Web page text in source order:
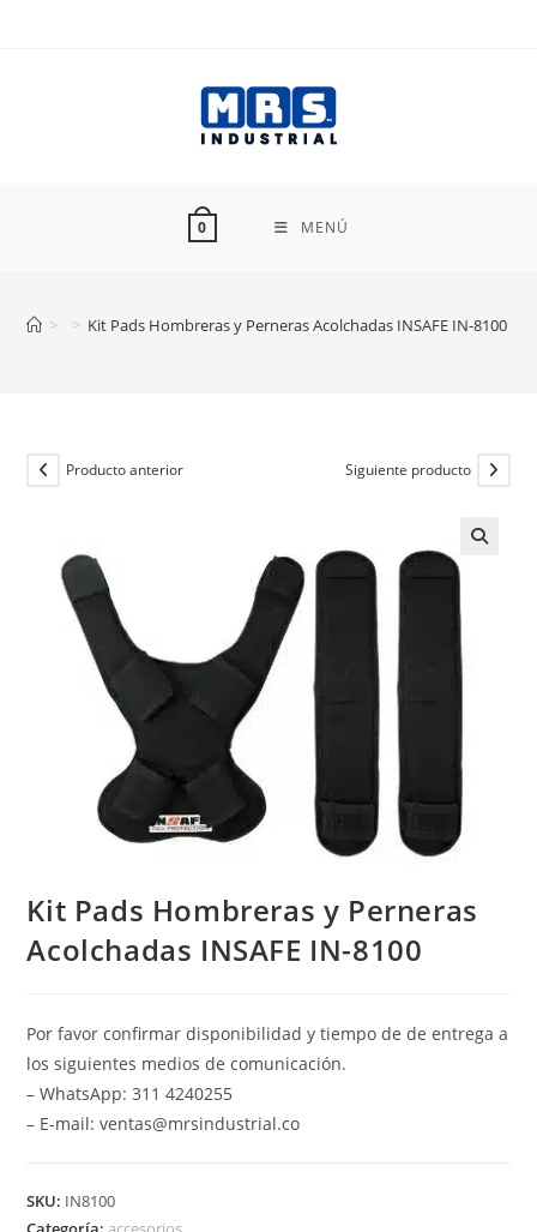
0 MENÚ
> > Kit Pads Hombreras y Perneras Acolchadas INSAFE IN-8100
Producto anterior Siguiente producto
Kit Pads Hombreras y Perneras
Acolchadas INSAFE IN-8100
Por favor confirmar disponibilidad y tiempo de de entrega a
los siguientes medios de comunicación.
– WhatsApp: 311 4240255
– E-mail: ventas@mrsindustrial.co
SKU: IN8100